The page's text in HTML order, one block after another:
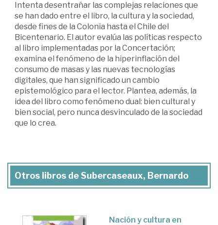
Intenta desentrañar las complejas relaciones que
se han dado entre el libro, la cultura y la sociedad,
desde fines de la Colonia hasta el Chile del
Bicentenario. El autor evalúa las políticas respecto
al libro implementadas por la Concertación;
examina el fenómeno de la hiperinflación del
consumo de masas y las nuevas tecnologías
digitales, que han significado un cambio
epistemológico para el lector. Plantea, además, la
idea del libro como fenómeno dual: bien cultural y
bien social, pero nunca desvinculado de la sociedad
que lo crea.
Otros libros de Subercaseaux, Bernardo
Nación y cultura en